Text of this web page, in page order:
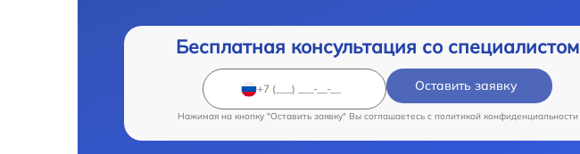
Бесплатная консультация со специалистом
Оставить заявку
Нажимая на кнопку "Оставить заявку" Вы соглашаетесь c политикой конфиденциальности